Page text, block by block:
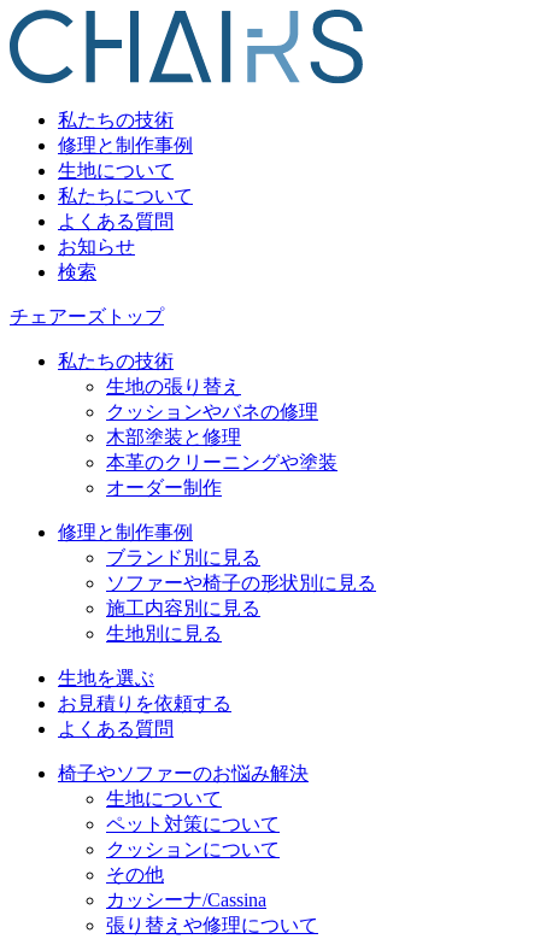
私たちの技術
修理と制作事例
生地について
私たちについて
よくある質問
お知らせ
検索
チェアーズトップ
私たちの技術
生地の張り替え
クッションやバネの修理
木部塗装と修理
本革のクリーニングや塗装
オーダー制作
修理と制作事例
ブランド別に見る
ソファーや椅子の形状別に見る
施工内容別に見る
生地別に見る
生地を選ぶ
お見積りを依頼する
よくある質問
椅子やソファーのお悩み解決
生地について
ペット対策について
クッションについて
その他
カッシーナ/Cassina
張り替えや修理について